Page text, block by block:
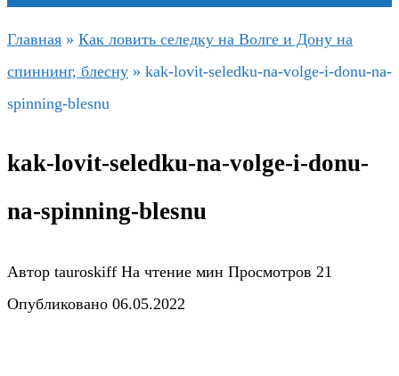
Главная » Как ловить селедку на Волге и Дону на
спиннинг, блесну » kak-lovit-seledku-na-volge-i-donu-na-
spinning-blesnu
kak-lovit-seledku-na-volge-i-donu-
na-spinning-blesnu
Автор tauroskiff На чтение мин Просмотров 21
Опубликовано 06.05.2022